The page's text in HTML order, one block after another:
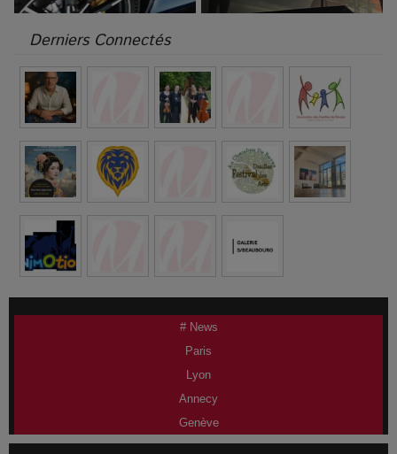
Derniers Connectés
# News
Paris
Lyon
Annecy
Genève